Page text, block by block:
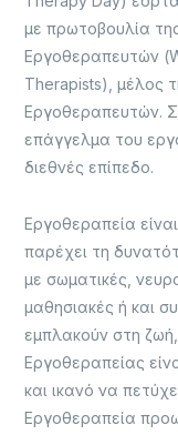
με πρωτοβουλία
Εργοθεραπευτών
Therapists), μέλος
Εργοθεραπευτών.
επάγγελμα του
διεθνές επίπεδο.
Εργοθεραπεία
παρέχει τη
με σωματικές,
μαθησιακές ή και
εμπλακούν στη
Εργοθεραπείας
και ικανό να
Εργοθεραπεία